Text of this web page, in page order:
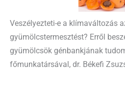
Veszélyezteti-e a klímaváltozás
gyümölcstermesztést? Erről
gyümölcsök génbankjának
főmunkatársával, dr. Békefi